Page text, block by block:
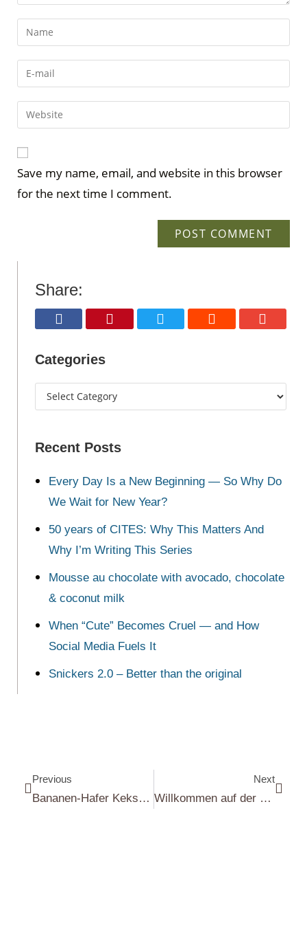
Save my name, email, and website in this browser
for the next time I comment.
Share:
Categories
Recent Posts
Every Day Is a New Beginning — So Why Do
We Wait for New Year?
50 years of CITES: Why This Matters And
Why I’m Writing This Series
Mousse au chocolate with avocado, chocolate
& coconut milk
When “Cute” Becomes Cruel — and How
Social Media Fuels It
Snickers 2.0 – Better than the original
Previous
Bananen-Hafer Kekse mit Kakao Splitter | Banana-Oat Biscuits with Cacao Nibs
Next
Willkommen auf der Dunklen Seite der Schokolade | Welcome to the Dark Side of Chocolate